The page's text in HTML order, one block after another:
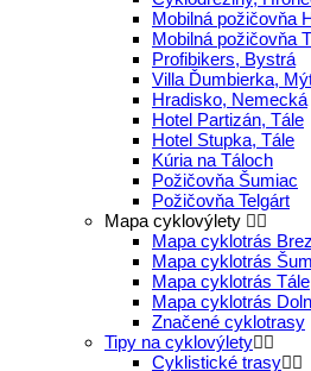
Mobilná požičovňa
Mobilná požičovňa
Profibikers, Bystrá
Villa Ďumbierka,
Hradisko, Nemecká
Hotel Partizán, Tále
Hotel Stupka, Tále
Kúria na Táloch
Požičovňa Šumiac
Požičovňa Telgárt
Mapa cyklovýlety
Mapa cyklotrás
Mapa cyklotrás
Mapa cyklotrás Tále
Mapa cyklotrás
Značené cyklotrasy
Tipy na cyklovýlety
Cyklistické trasy